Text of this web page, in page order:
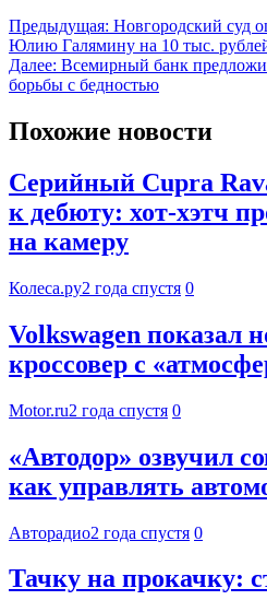
Предыдущая: Новгородский суд
Юлию Галямину на 10 тыс.
Далее: Всемирный банк
борьбы с бедностью
Похожие новости
Серийный Cupra
к дебюту: хот-хэтч
на камеру
Колеса.ру2 года спустя 0
Volkswagen показал
кроссовер с
Motor.ru2 года спустя 0
«Автодор» озвучил
как управлять
Авторадио2 года спустя 0
Тачку на прокачку: